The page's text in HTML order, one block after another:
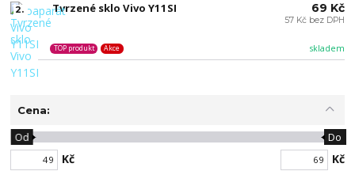
2. Tvrzené sklo Vivo Y11SI
skladem
TOP produkt Akce
69 Kč
57 Kč bez DPH
Cena:
Kč
Od Do
Kč